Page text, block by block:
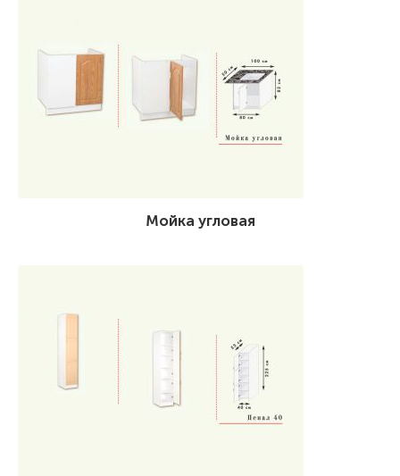
Мойка угловая